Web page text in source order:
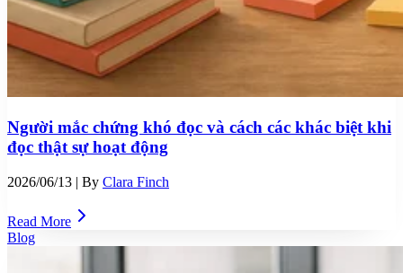
Người mắc chứng khó đọc và cách các khác biệt khi
đọc thật sự hoạt động
2026/06/13 | By Clara Finch
Read More
Blog